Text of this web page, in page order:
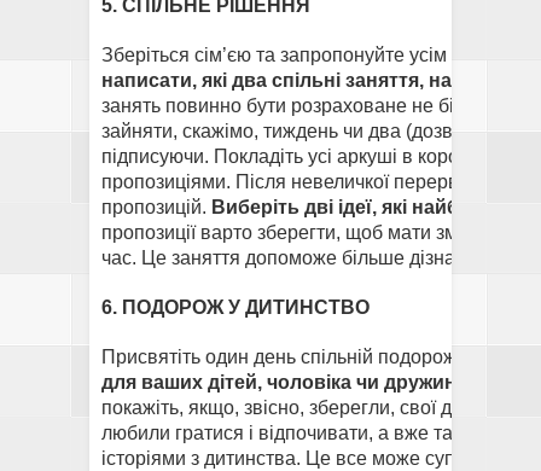
5. СПІЛЬНЕ РІШЕННЯ
Зберіться сім’єю та запропонуйте усім членам
написати, які два спільні заняття, на його
занять повинно бути розраховане не більше,
зайняти, скажімо, тиждень чи два
підписуючи. Покладіть усі аркуші в коробку.
пропозиціями. Після невеличкої перерви
пропозицій. Виберіть дві ідеї, які найбільше
пропозиції варто зберегти, щоб мати змогу
час. Це заняття допоможе більше дізнатися про
6. ПОДОРОЖ У ДИТИНСТВО
Присвятіть один день спільній подорожі у
для ваших дітей, чоловіка чи дружини, але й
покажіть, якщо, звісно, зберегли, свої дитячі
любили гратися і відпочивати, а вже там
історіями з дитинства. Це все може